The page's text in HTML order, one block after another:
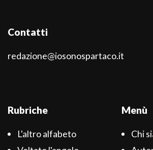
Contatti
redazione@iosonospartaco.it
Rubriche
L'altro alfabeto
Menù
Chi